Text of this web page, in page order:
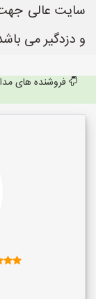
سایت عالی جهت
و دزدگیر می
فروشنده های